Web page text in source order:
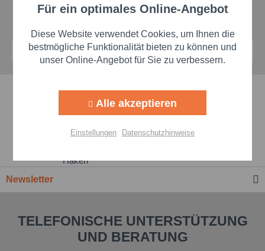
DIN 51825: KPF 2 N-10
Schnelle Lieferzeiten
Newsletter
TELEFONISCHE UNTERSTÜTZUNG
UND BERATUNG
Funktionale Aktiv
Marketing Aktiv
Personalisierung Aktiv
Für ein optimales Online-Angebot
Diese Website verwendet Cookies, um Ihnen die
bestmögliche Funktionalität bieten zu können und
unser Online-Angebot für Sie zu verbessern.
Alle akzeptieren
Einstellungen Datenschutzhinweise